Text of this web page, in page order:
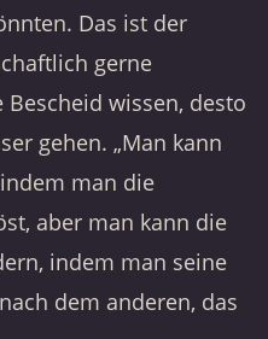
Das ist der
gerne
wissen, desto
gehen. „Man kann
man die
aber man kann die
indem man seine
dem anderen, das